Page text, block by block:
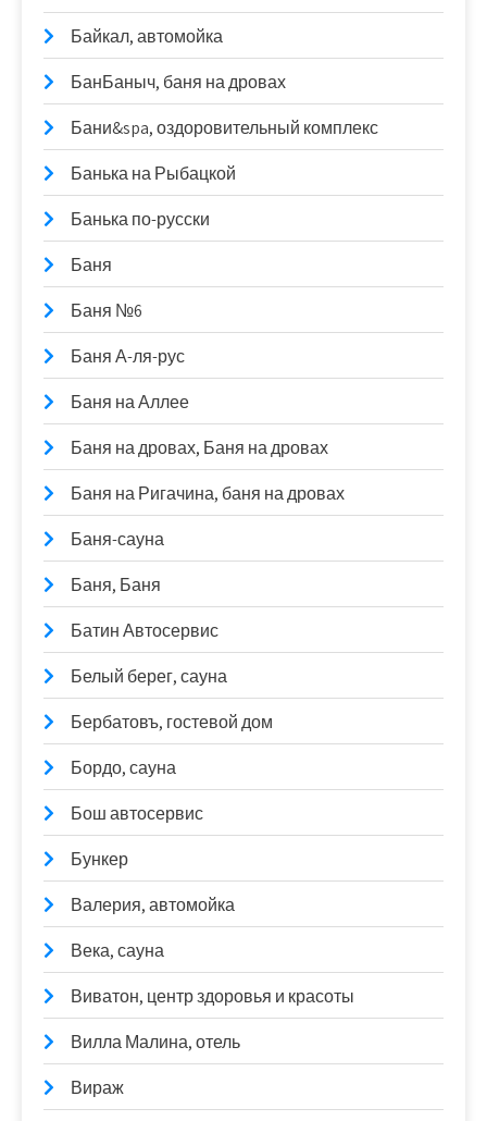
Байкал, автомойка
БанБаныч, баня на дровах
Бани&spa, оздоровительный комплекс
Банька на Рыбацкой
Банька по-русски
Баня
Баня №6
Баня А-ля-рус
Баня на Аллее
Баня на дровах, Баня на дровах
Баня на Ригачина, баня на дровах
Баня-сауна
Баня, Баня
Батин Автосервис
Белый берег, сауна
Бербатовъ, гостевой дом
Бордо, сауна
Бош автосервис
Бункер
Валерия, автомойка
Века, сауна
Виватон, центр здоровья и красоты
Вилла Малина, отель
Вираж